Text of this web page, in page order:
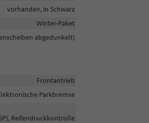
vorhanden, in Schwarz
Winter-Paket
abgedunkelt)
Frontantrieb
Parkbremse
Reifendruckkontrolle